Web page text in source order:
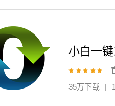
小白一
35万下载
|